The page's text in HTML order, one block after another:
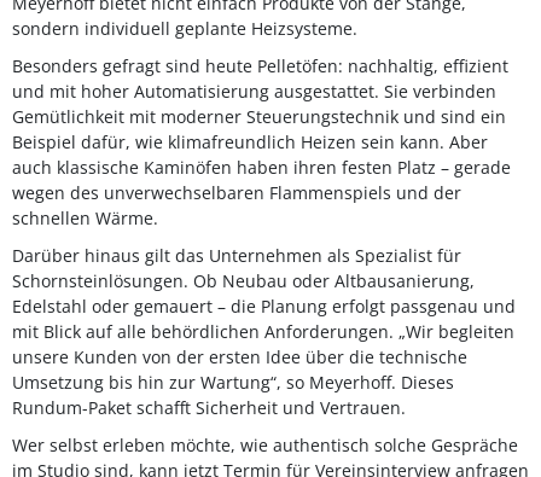
sondern individuell geplante Heizsysteme.
Besonders gefragt sind heute Pelletöfen: nachhaltig, effizient
und mit hoher Automatisierung ausgestattet. Sie verbinden
Gemütlichkeit mit moderner Steuerungstechnik und sind ein
Beispiel dafür, wie klimafreundlich Heizen sein kann. Aber
auch klassische Kaminöfen haben ihren festen Platz – gerade
wegen des unverwechselbaren Flammenspiels und der
schnellen Wärme.
Darüber hinaus gilt das Unternehmen als Spezialist für
Schornsteinlösungen. Ob Neubau oder Altbausanierung,
Edelstahl oder gemauert – die Planung erfolgt passgenau und
mit Blick auf alle behördlichen Anforderungen. „Wir begleiten
unsere Kunden von der ersten Idee über die technische
Umsetzung bis hin zur Wartung“, so Meyerhoff. Dieses
Rundum-Paket schafft Sicherheit und Vertrauen.
Wer selbst erleben möchte, wie authentisch solche Gespräche
im Studio sind, kann jetzt Termin für Vereinsinterview anfragen